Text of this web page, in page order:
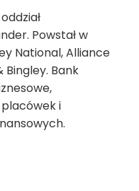
Powstał w
National, Alliance
Bank
i